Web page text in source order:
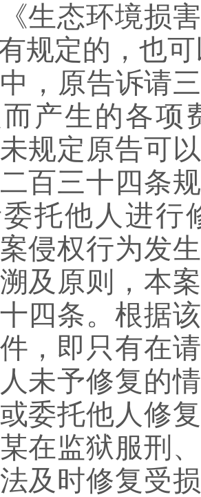
生态环境损
规定的，也
，原告诉请
产生的各项
规定原告可
百三十四条
托他人进行
侵权行为发
及原则，本
四条。根据
，即只有在
未予修复的
委托他人修
在监狱服刑
法及时修复受